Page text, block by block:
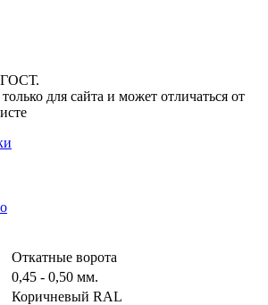
ГОСТ.
для сайта и может отличаться от
Откатные ворота
0,45 - 0,50 мм.
Коричневый RAL